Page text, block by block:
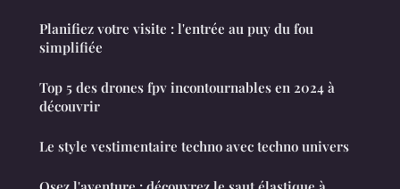
Planifiez votre visite : l'entrée au puy du fou
simplifiée
Top 5 des drones fpv incontournables en 2024 à
découvrir
Le style vestimentaire techno avec techno univers